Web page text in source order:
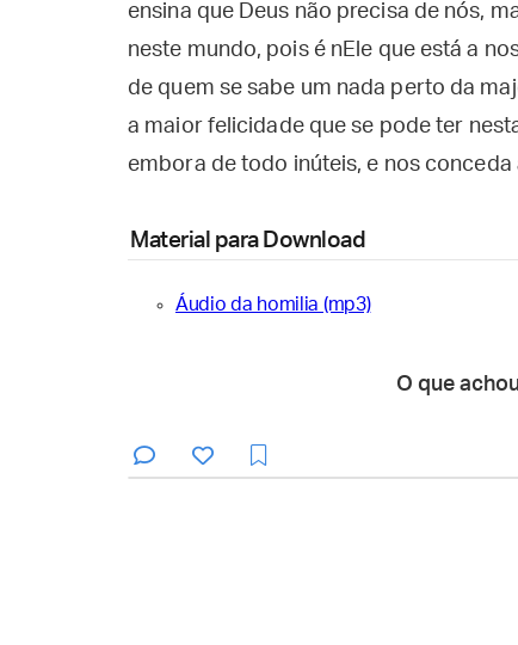
ensina que Deus não precisa de nós,
neste mundo, pois é nEle que está a
de quem se sabe um nada perto da
a maior felicidade que se pode ter
embora de todo inúteis, e nos
Material para Download
Áudio da homilia (mp3)
O que